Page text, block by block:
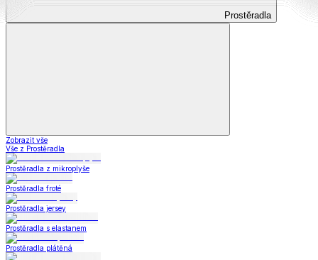
Prostěradla
Zobrazit vše
Vše z Prostěradla
Prostěradla z mikroplyše
Prostěradla froté
Prostěradla jersey
Prostěradla s elastanem
Prostěradla plátěná